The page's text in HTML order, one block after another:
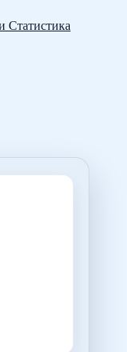
Статистика